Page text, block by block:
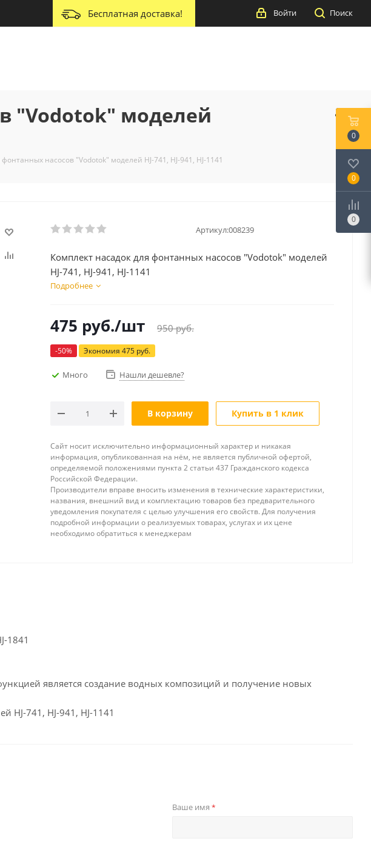
Бесплатная доставка! Поиск
Войти
"Vodotok" моделей
насосов "Vodotok" моделей HJ-741, HJ-941, HJ-1141
Артикул:008239
Комплект насадок для фонтанных насосов "Vodotok" моделей
HJ-741, HJ-941, HJ-1141
Подробнее
475 руб./шт 950руб.
-50% Экономия 475 руб.
Много Нашли дешевле?
В корзину Купить в 1 клик
Сайт носит исключительно информационный характер и никакая
информация, опубликованная на нём, не является публичной офертой,
определяемой положениями пункта 2 статьи 437 Гражданского кодекса
Российской Федерации.
Производители вправе вносить изменения в технические характеристики,
названия, внешний вид и комплектацию товаров без предварительного
уведомления покупателя с целью улучшения его свойств. Для получения
подробной информации о реализуемых товарах, услугах и их цене
необходимо обратиться к менеджерам
1841
является создание водных композиций и получение новых
HJ-741, HJ-941, HJ-1141
Ваше имя *
0
0
0